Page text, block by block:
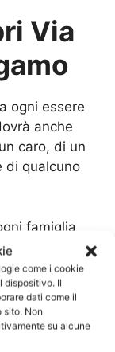
come i cookie
dispositivo. Il
dati come il
sito. Non
su alcune
Via
ogni essere
anche
caro, di un
di qualcuno
famiglia
ai propri
il
a
cercando
e